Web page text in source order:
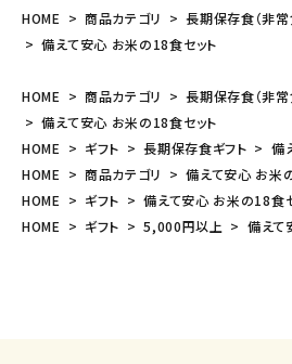
HOME 商品カテゴリ
長期保存食（非常
備えて安心 お米の18食セット
HOME 商品カテゴリ 長期保存食（非常
備えて安心 お米の18食セット
HOME
ギフト 長期保存食ギフト
備
HOME
商品カテゴリ
備えて安心 お米
HOME
ギフト
備えて安心 お米の18食
HOME
ギフト 5,000円以上 備えて